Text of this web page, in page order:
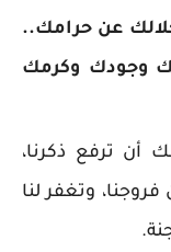
عن حرامك..
وجودك وكرمك
أن ترفع ذكرنا،
وتغفر لنا